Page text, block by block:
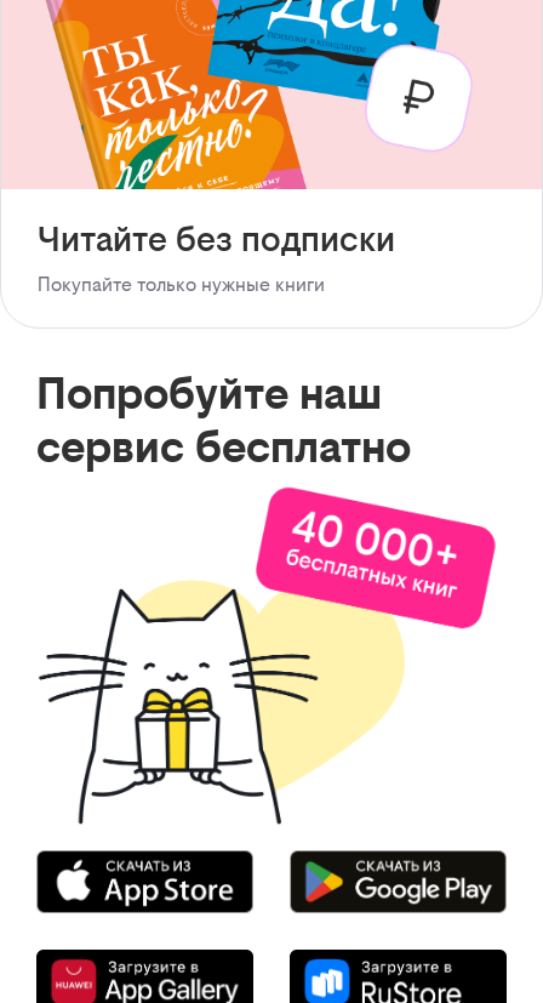
Читайте без подписки
Покупайте только нужные книги
Попробуйте наш
сервис бесплатно